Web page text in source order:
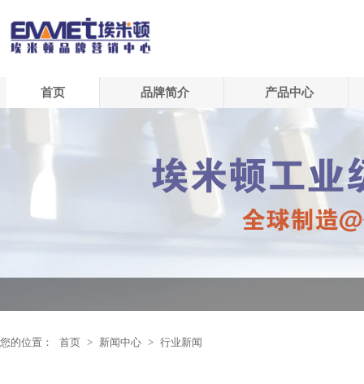
首页 品牌简介 产品中心
您的位置： 首页 > 新闻中心 > 行业新闻